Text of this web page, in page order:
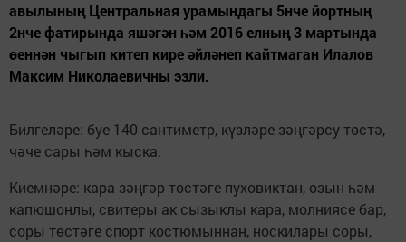
авылының Центральная урамындагы 5нче йортның
2нче фатирында яшәгән һәм 2016 елның 3 мартында
өеннән чыгып китеп кире әйләнеп кайтмаган Илалов
Максим Николаевичны эзли.
Билгеләре: буе 140 сантиметр, күзләре зәңгәрсу төстә,
чәче сары һәм кыска.
Киемнәре: кара зәңгәр төстәге пуховиктан, озын һәм
капюшонлы, свитеры ак сызыклы кара, молниясе бар,
соры төстәге спорт костюмыннан, носкилары соры,